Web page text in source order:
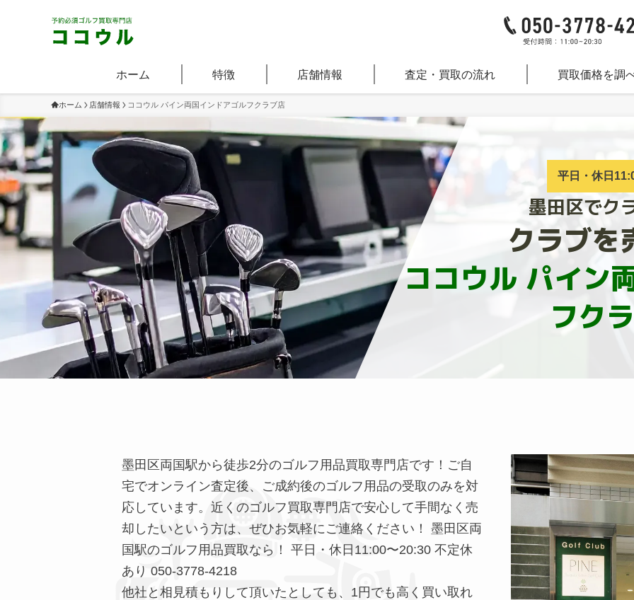
ホーム 特徴 店舗情報 査定・買取の流れ 買取価格を調
ホーム 店舗情報 ココウル パイン両国インドアゴルフクラブ店
平日・休日
墨田区でク
クラブを
ココウル パイン
フク
墨田区両国駅から徒歩2分のゴルフ用品買取専門店です！ご自
宅でオンライン査定後、ご成約後のゴルフ用品の受取のみを対
応しています。近くのゴルフ買取専門店で安心して手間なく売
却したいという方は、ぜひお気軽にご連絡ください！ 墨田区両
国駅のゴルフ用品買取なら！ 平日・休日11:00〜20:30 不定休
あり 050-3778-4218
他社と相見積もりして頂いたとしても、1円でも高く買い取れ